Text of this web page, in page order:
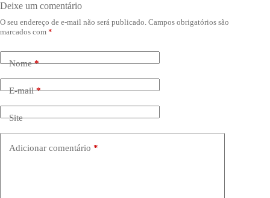
Deixe um comentário
O seu endereço de e-mail não será publicado. Campos obrigatórios são
marcados com *
Nome*
E-mail*
Site
Adicionar comentário *